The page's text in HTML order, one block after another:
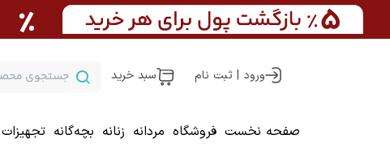
سبد خرید ورود | ثبت نام
صفحه نخست فروشگاه مردانه زنانه بچه‌گانه